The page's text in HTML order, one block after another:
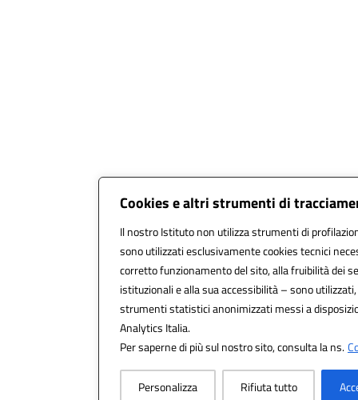
Cookies e altri strumenti di
Il nostro Istituto non utilizza strumenti di
sono utilizzati esclusivamente cookies tecnici
corretto funzionamento del sito, alla fruibilità dei
istituzionali e alla sua accessibilità – sono
strumenti statistici anonimizzati messi a
Analytics Italia.
Per saperne di più sul nostro sito, consulta la ns.
Personalizza Rifiuta tutto